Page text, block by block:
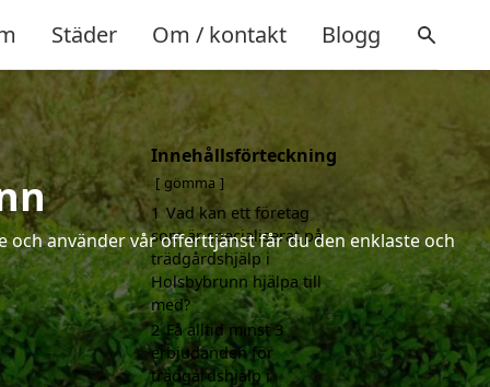
Städer Om / kontakt Blogg
använder vår offerttjänst får du den enklaste och
Innehållsförteckning
gömma
1 Vad kan ett företag
som är specialiserat på
trädgårdshjälp i
Holsbybrunn hjälpa till
med?
2 Få alltid minst 3
erbjudanden för
trädgårdshjälp i